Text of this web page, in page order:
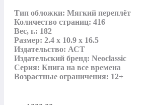
Тип обложки: Мягкий переплёт
Количество страниц: 416
Вес, г.: 182
Размер: 2.4 x 10.9 x 16.5
Издательство: АСТ
Издательский бренд: Neoclassic
Серия: Книга на все времена
Возрастные ограничения: 12+